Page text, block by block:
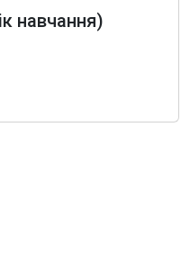
навчання)